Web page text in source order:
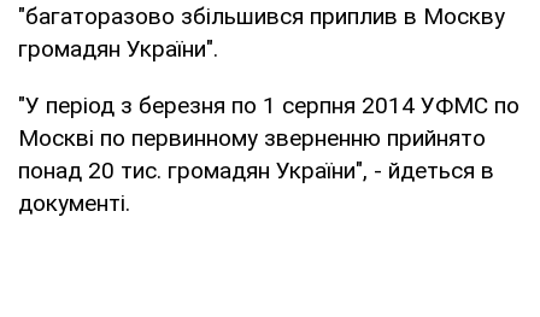
"багаторазово збільшився приплив в Москву
громадян України".
"У період з березня по 1 серпня 2014 УФМС по
Москві по первинному зверненню прийнято
понад 20 тис. громадян України", - йдеться в
документі.